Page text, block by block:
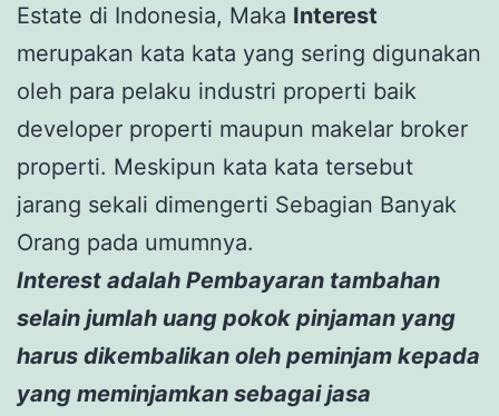
Estate di Indonesia, Maka Interest
merupakan kata kata yang sering digunakan
oleh para pelaku industri properti baik
developer properti maupun makelar broker
properti. Meskipun kata kata tersebut
jarang sekali dimengerti Sebagian Banyak
Orang pada umumnya.
Interest adalah Pembayaran tambahan
selain jumlah uang pokok pinjaman yang
harus dikembalikan oleh peminjam kepada
yang meminjamkan sebagai jasa